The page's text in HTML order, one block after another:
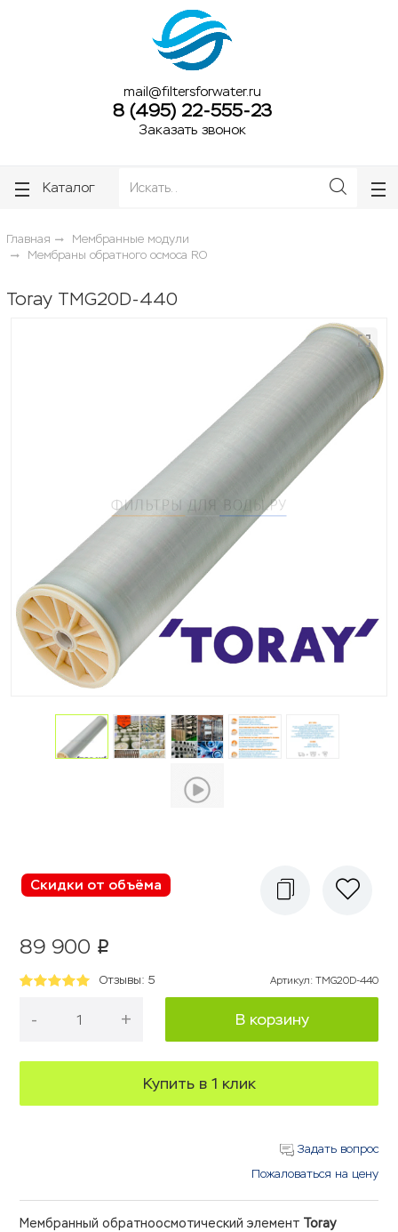
mail@filtersforwater.ru
8 (495) 22-555-23
Заказать звонок
Каталог
Главная
Мембранные модули
Мембраны обратного осмоса RO
Toray TMG20D-440
Скидки от объёма
89 900 p
Отзывы: 5 Артикул: TMG20D-440
- + В корзину
Купить в 1 клик
Задать вопрос
Пожаловаться на цену
Мембранный обратноосмотический элемент Toray